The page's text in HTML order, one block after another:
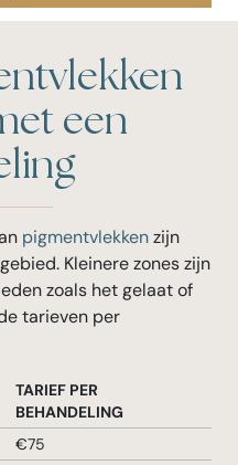
een
pigmentvlekkenzijn
Kleinere zones zijn
zoals het gelaat of
tarieven per
TARIEF PER
BEHANDELING
€75